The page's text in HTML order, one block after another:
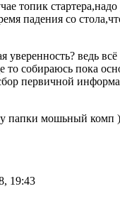
топик
падения со
уверенность? ведь
собираюсь пока
первичной
у папки мошьный комп
19:43